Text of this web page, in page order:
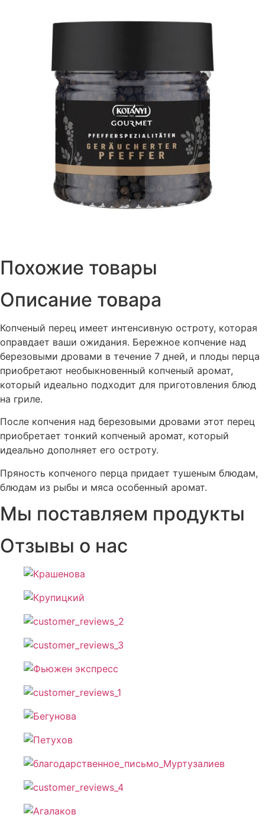
Похожие товары
Описание товара
Копченый перец имеет интенсивную остроту, которая
оправдает ваши ожидания. Бережное копчение над
березовыми дровами в течение 7 дней, и плоды перца
приобретают необыкновенный копченый аромат,
который идеально подходит для приготовления блюд
на гриле.
После копчения над березовыми дровами этот перец
приобретает тонкий копченый аромат, который
идеально дополняет его остроту.
Пряность копченого перца придает тушеным блюдам,
блюдам из рыбы и мяса особенный аромат.
Мы поставляем продукты
Отзывы о нас